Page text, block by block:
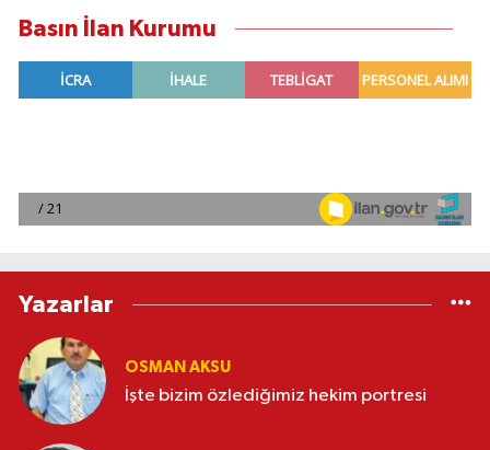
Basın İlan Kurumu
Yazarlar
OSMAN AKSU
İşte bizim özlediğimiz hekim portresi